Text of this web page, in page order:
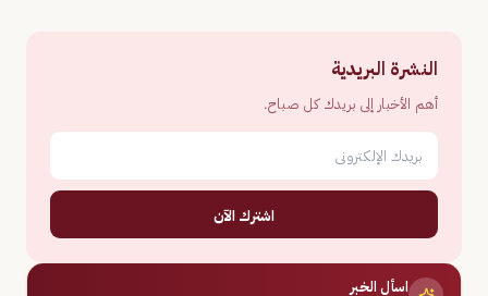
النشرة البريدية
أهم الأخبار إلى بريدك كل صباح.
اشترك الآن
اسأل الخبر